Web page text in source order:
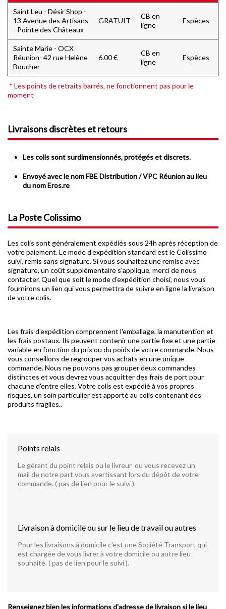
Saint Leu - Désir Shop -
13 Avenue des Artisans
- Pointe des Châteaux
GRATUIT
CB en
ligne
Espèces
Sainte Marie - OCX
Réunion- 42 rue Helène
Boucher
6.00 €
CB en
ligne
Espèces
* Les points de retraits barrés, ne fonctionnent pas pour le
moment
Livraisons discrètes et retours
Les colis sont surdimensionnés, protégés et discrets.
Envoyé avec le nom FBE Distribution / VPC Réunion au lieu
du nom Eros.re
La Poste Colissimo
Les colis sont généralement expédiés sous 24h après réception de
votre paiement. Le mode d'expédition standard est le Colissimo
suivi, remis sans signature. Si vous souhaitez une remise avec
signature, un coût supplémentaire s'applique, merci de nous
contacter. Quel que soit le mode d'expédition choisi, nous vous
fournirons un lien qui vous permettra de suivre en ligne la livraison
de votre colis.
Les frais d'expédition comprennent l'emballage, la manutention et
les frais postaux. Ils peuvent contenir une partie fixe et une partie
variable en fonction du prix ou du poids de votre commande. Nous
vous conseillons de regrouper vos achats en une unique
commande. Nous ne pouvons pas grouper deux commandes
distinctes et vous devrez vous acquitter des frais de port pour
chacune d'entre elles. Votre colis est expédié à vos propres
risques, un soin particulier est apporté au colis contenant des
produits fragiles..
Points relais
Le gérant du point relais ou le livreur ou vous recevez un
mail de notre part vous avertissant lors du dépôt de votre
commande. ( pas de lien pour le suivi ).
Livraison à domicile ou sur le lieu de travail ou autres
Pour les livraisons à domicile c'est une Société Transport qui
est chargée de vous livrer à votre domicile ou autre lieu
souhaité. ( pas de lien pour le suivi ).
Renseignez bien les informations d'adresse de livraison si le lieu